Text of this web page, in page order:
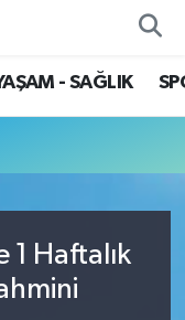
- SAĞLIK
1 Haftalık